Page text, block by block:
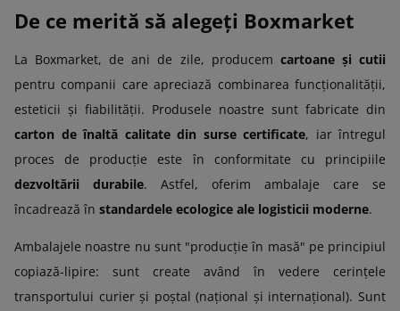
De ce merită să alegeți Boxmarket
La Boxmarket, de ani de zile, producem cartoane și cutii
pentru companii care apreciază combinarea funcționalității,
esteticii și fiabilității. Produsele noastre sunt fabricate din
carton de înaltă calitate din surse certificate, iar întregul
proces de producție este în conformitate cu principiile
dezvoltării durabile. Astfel, oferim ambalaje care se
încadrează în standardele ecologice ale logisticii moderne.
Ambalajele noastre nu sunt "producție în masă" pe principiul
copiază-lipire: sunt create având în vedere cerințele
transportului curier și poștal (național și internațional). Sunt